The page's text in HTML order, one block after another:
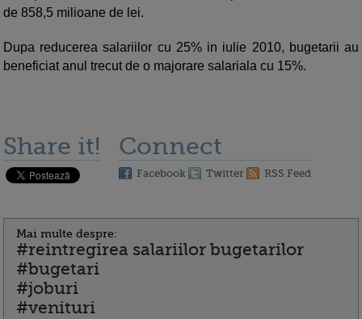
de 858,5 milioane de lei.
Dupa reducerea salariilor cu 25% in iulie 2010, bugetarii au
beneficiat anul trecut de o majorare salariala cu 15%.
Share it! Connect
Facebook Twitter RSS Feed
Mai multe despre:
#reintregirea salariilor bugetarilor
#bugetari
#joburi
#venituri